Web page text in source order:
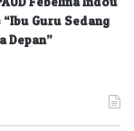
Guru Sedang
Depan”